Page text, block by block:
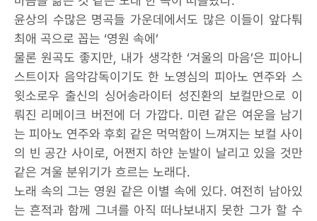
윤상의 수많은 명곡들 가운데에서도 많은 이들이 앞다퉈
최애 곡으로 꼽는 ‘영원 속에’
물론 원곡도 좋지만, 내가 생각한 ‘겨울의 마음’은 피아니
스트이자 음악감독이기도 한 노영심의 피아노 연주와 스
윗소로우 출신의 싱어송라이터 성진환의 보컬만으로 이
뤄진 리메이크 버전에 더 가깝다. 미련 같은 여운을 남기
는 피아노 연주와 후회 같은 먹먹함이 느껴지는 보컬 사이
의 빈 공간 사이로, 어쩐지 하얀 눈발이 날리고 있을 것만
같은 겨울 분위기가 흐르는 노래다.
노래 속의 그는 영원 같은 이별 속에 있다. 여전히 남아있
는 흔적과 함께 그녀를 아직 떠나보내지 못한 그가 할 수